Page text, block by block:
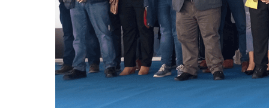
Ardoz